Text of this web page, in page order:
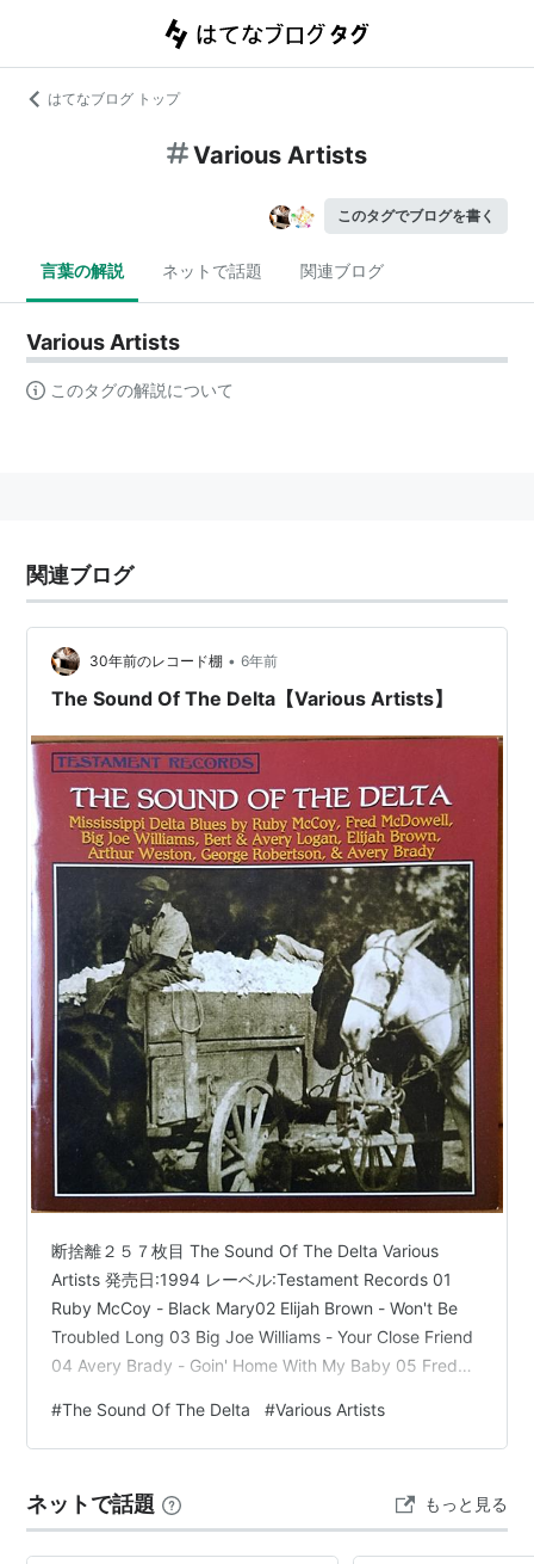
はてなブログ トップ
Various Artists
このタグでブログを書く
言葉の解説 ネットで話題 関連ブログ
Various Artists
このタグの解説について
関連ブログ
30年前のレコード棚 • 6年前
The Sound Of The Delta【Various Artists】
断捨離２５７枚目 The Sound Of The Delta Various
Artists 発売日:1994 レーベル:Testament Records 01
Ruby McCoy - Black Mary02 Elijah Brown - Won't Be
Troubled Long 03 Big Joe Williams - Your Close Friend
04 Avery Brady - Goin' Home With My Baby 05 Fred
Be A Member …
#The Sound Of The Delta #Various Artists
ネットで話題 もっと見る